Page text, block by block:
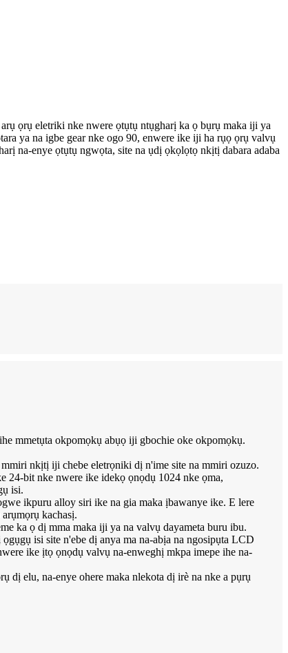
ọrụ eletriki nke nwere ọtụtụ ntụgharị ka ọ bụrụ maka iji ya
ya na igbe gear nke ogo 90, enwere ike iji ha rụọ ọrụ valvụ
na-enye ọtụtụ ngwọta, site na ụdị ọkọlọtọ nkịtị dabara adaba
mmetụta okpomọkụ abụọ iji gbochie oke okpomọkụ.
nkịtị iji chebe eletrọniki dị n'ime site na mmiri ozuzo.
24-bit nke nwere ike idekọ ọnọdụ 1024 nke ọma,
isi.
ikpuru alloy siri ike na gia maka ịbawanye ike. E lere
kachasị.
ka ọ dị mma maka iji ya na valvụ dayameta buru ibu.
isi site n'ebe dị anya ma na-abịa na ngosipụta LCD
ike ịtọ ọnọdụ valvụ na-enweghị mkpa imepe ihe na-
dị elu, na-enye ohere maka nlekota dị irè na nke a pụrụ